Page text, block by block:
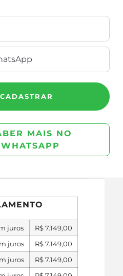
CADASTRAR
MAIS NO
WHATSAPP
juros R$7.149,00
juros R$7.149,00
juros R$7.149,00